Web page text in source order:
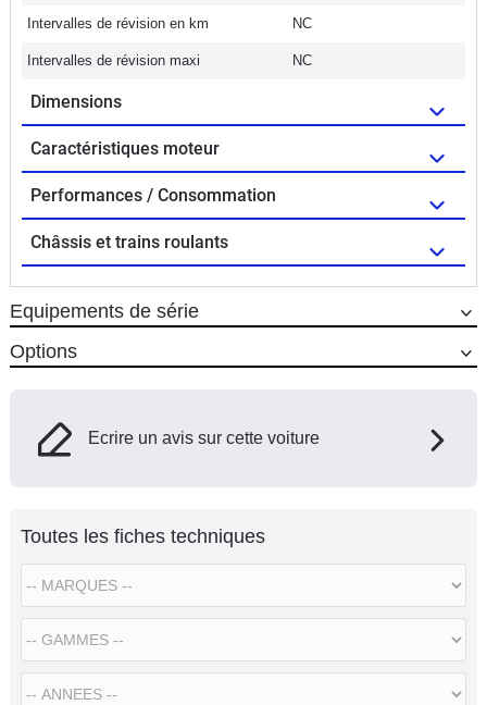
Intervalles de révision en km NC
Intervalles de révision maxi NC
Dimensions
Caractéristiques moteur
Performances / Consommation
Châssis et trains roulants
Equipements de série
Options
Ecrire un avis sur cette voiture
Toutes les fiches techniques